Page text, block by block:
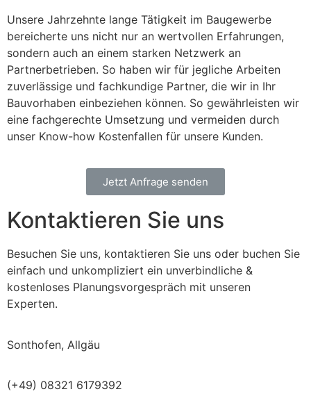
Unsere Jahrzehnte lange Tätigkeit im Baugewerbe
bereicherte uns nicht nur an wertvollen Erfahrungen,
sondern auch an einem starken Netzwerk an
Partnerbetrieben. So haben wir für jegliche Arbeiten
zuverlässige und fachkundige Partner, die wir in Ihr
Bauvorhaben einbeziehen können. So gewährleisten wir
eine fachgerechte Umsetzung und vermeiden durch
unser Know-how Kostenfallen für unsere Kunden.
Jetzt Anfrage senden
Kontaktieren Sie uns
Besuchen Sie uns, kontaktieren Sie uns oder buchen Sie
einfach und unkompliziert ein unverbindliche &
kostenloses Planungsvorgespräch mit unseren
Experten.
Sonthofen, Allgäu
(+49) 08321 6179392